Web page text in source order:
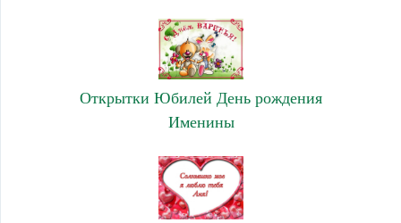
Открытки Юбилей День рождения
Именины